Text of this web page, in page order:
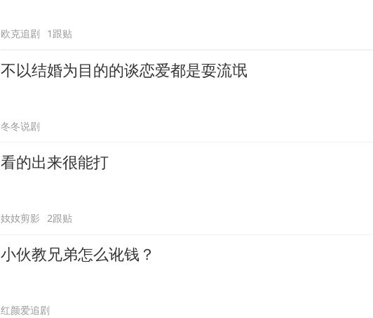
欧克追剧 1跟贴
不以结婚为目的的谈恋爱都是耍流氓
冬冬说剧
看的出来很能打
奻奻剪影 2跟贴
小伙教兄弟怎么讹钱？
红颜爱追剧